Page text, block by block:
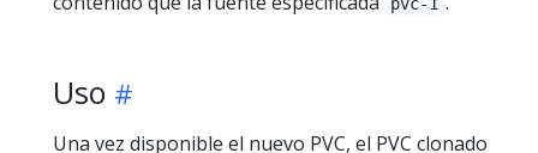
Uso
Una vez disponible el nuevo PVC, el PVC clonado